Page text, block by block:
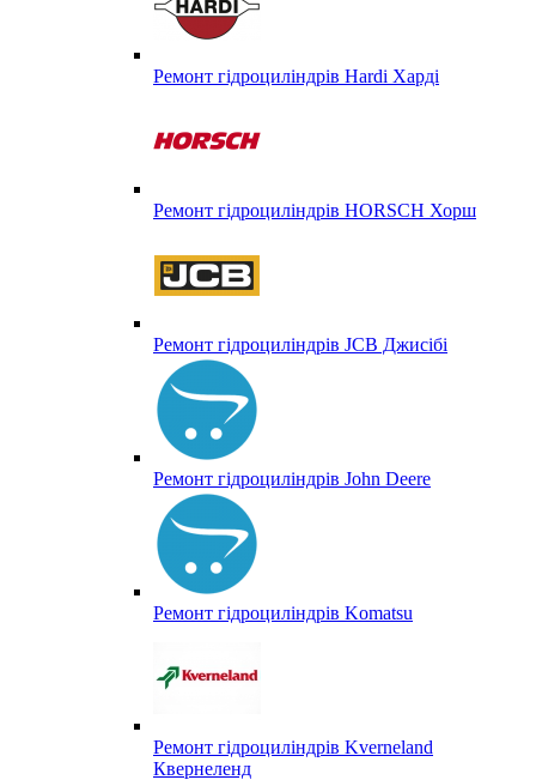
Ремонт гідроциліндрів Hardi Харді
Ремонт гідроциліндрів HORSCH Хорш
Ремонт гідроциліндрів JCB Джисібі
Ремонт гідроциліндрів John Deere
Ремонт гідроциліндрів Komatsu
Ремонт гідроциліндрів Kverneland
Квернеленд